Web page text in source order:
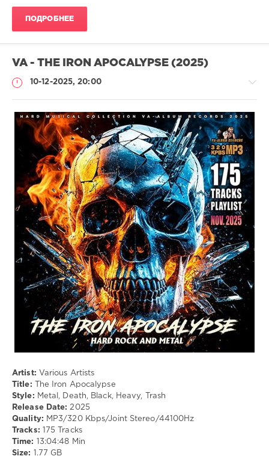
ПОДРОБНЕЕ
VA - THE IRON APOCALYPSE (2025)
10-12-2025, 20:00
Музыка
drakon-
55
133
0
Metal,
Death,
Black,
Heavy,
Trash
Artist: Various Artists
Title: The Iron Apocalypse
Style: Metal, Death, Black, Heavy, Trash
Release Date: 2025
Quality: MP3/320 Kbps/Joint Stereo/44100Hz
Tracks: 175 Tracks
Time:
13:04:48 Min
Size:
1.77 GB